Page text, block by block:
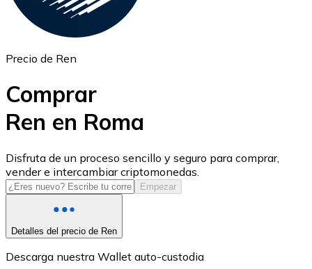
USD Coin
USDC
Precio de Ren
Comprar
Ren en Roma
Disfruta de un proceso sencillo y seguro para comprar,
vender e intercambiar criptomonedas.
Empezar
Detalles del precio de Ren
Descarga nuestra Wallet auto-custodia